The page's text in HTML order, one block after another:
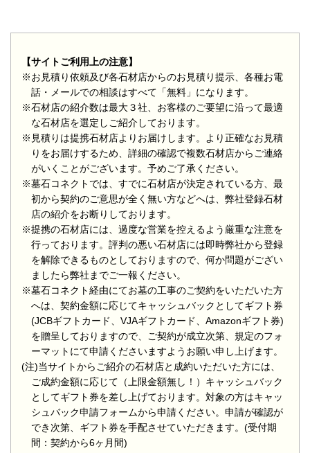
【サイトご利用上の注意】
※お見積り依頼及び各石材店からのお見積り提示、各種お電
話・メールでの相談はすべて「無料」になります。
※石材店の紹介数は最大３社、お客様のご要望に沿って最適
な石材店を選定しご紹介しております。
※見積りは提携石材店よりお届けします。より正確なお見積
りをお届けするため、詳細の確認で複数石材店からご連絡
がいくことがございます。予めご了承ください。
※墓石コネクトでは、すでに石材店が決定されている方、最
初から契約のご意思が全く無い方などへは、弊社登録石材
店の紹介をお断りしております。
※提携の石材店には、過度な営業を控えるよう厳重な注意を
行っております。評判の悪い石材店には即時弊社から登録
を解除できるものとしておりますので、何か問題がござい
ましたら弊社までご一報ください。
※墓石コネクト経由にてお墓の工事のご契約をいただいた方
へは、契約金額に応じてキャッシュバックとしてギフト券
(JCBギフトカード、VJAギフトカード、Amazonギフト券)
を贈呈しておりますので、ご契約が成立次第、規定のフォ
ーマットにて申請くださいますようお願い申し上げます。
(注)当サイトからご紹介の石材店と成約いただいた方には、
ご成約金額に応じて（上限金額無し！）キャッシュバック
としてギフト券を差し上げております。対象の方はキャッ
シュバック申請フォームから申請ください。申請が確認が
でき次第、ギフト券を手配させていただきます。(受付期
間：契約から6ヶ月間)